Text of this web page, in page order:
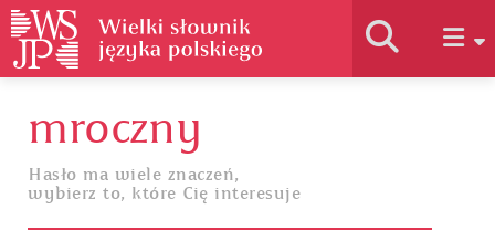
Historia słownika
Jak korzystać
mroczny
Hasło ma wiele znaczeń,
wybierz to, które Cię interesuje